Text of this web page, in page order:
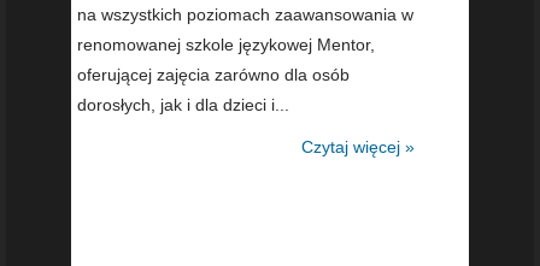
na wszystkich poziomach zaawansowania w
renomowanej szkole językowej Mentor,
oferującej zajęcia zarówno dla osób
dorosłych, jak i dla dzieci i...
Czytaj więcej »